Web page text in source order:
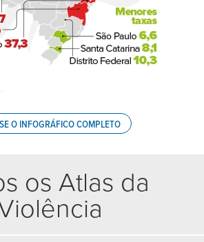
O INFOGRÁFICO COMPLETO
os Atlas da